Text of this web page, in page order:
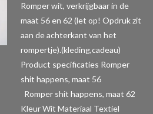
Romper wit, verkrijgbaar in de
maat 56 en 62 (let op! Opdruk zit
aan de achterkant van het
rompertje).(kleding,cadeau)
Product specificaties Romper
shit happens, maat 56
Romper shit happens, maat 62
Kleur Wit Materiaal Textiel